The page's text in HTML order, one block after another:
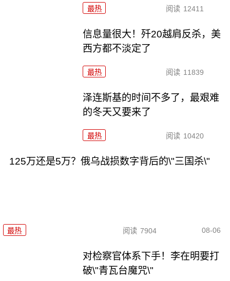
最热 阅读 12411
信息量很大！歼20越肩反杀，美
西方都不淡定了
最热 阅读 11839
泽连斯基的时间不多了，最艰难
的冬天又要来了
最热 阅读 10420
125万还是5万？俄乌战损数字背后的\"三国杀\"
最热 阅读 7904 08-06
对检察官体系下手！李在明要打
破\"青瓦台魔咒\"